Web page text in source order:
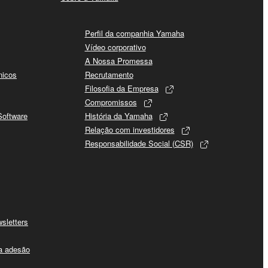
adesão
Perfil da companhia Yamaha
Vídeo corporativo
A Nossa Promessa
Recrutamento
Filosofia da Empresa
Compromissos
História da Yamaha
Relação com investidores
Responsabilidade Social (CSR)